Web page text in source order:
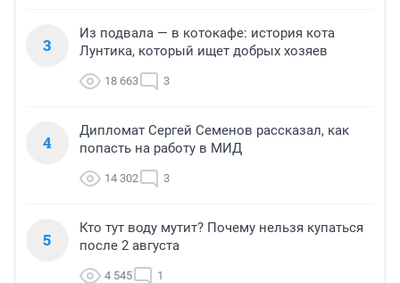
3
Из подвала — в котокафе: история кота
Лунтика, который ищет добрых хозяев
18 663 3
4
Дипломат Сергей Семенов рассказал, как
попасть на работу в МИД
14 302 3
5
Кто тут воду мутит? Почему нельзя купаться
после 2 августа
4 545 1